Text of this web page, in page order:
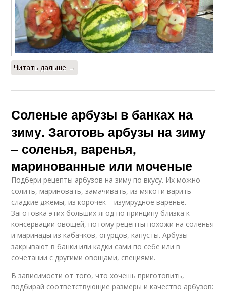
Читать дальше →
Соленые арбузы в банках на
зиму. Заготовь арбузы на зиму
– соленья, варенья,
маринованные или моченые
Подбери рецепты арбузов на зиму по вкусу. Их можно
солить, мариновать, замачивать, из мякоти варить
сладкие джемы, из корочек – изумрудное варенье.
Заготовка этих больших ягод по принципу близка к
консервации овощей, потому рецепты похожи на соленья
и маринады из кабачков, огурцов, капусты. Арбузы
закрывают в банки или кадки сами по себе или в
сочетании с другими овощами, специями.
В зависимости от того, что хочешь приготовить,
подбирай соответствующие размеры и качество арбузов: